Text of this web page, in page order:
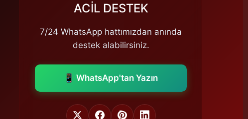
ACİL DESTEK
7/24 WhatsApp hattımızdan anında
destek alabilirsiniz.
📱 WhatsApp'tan Yazın